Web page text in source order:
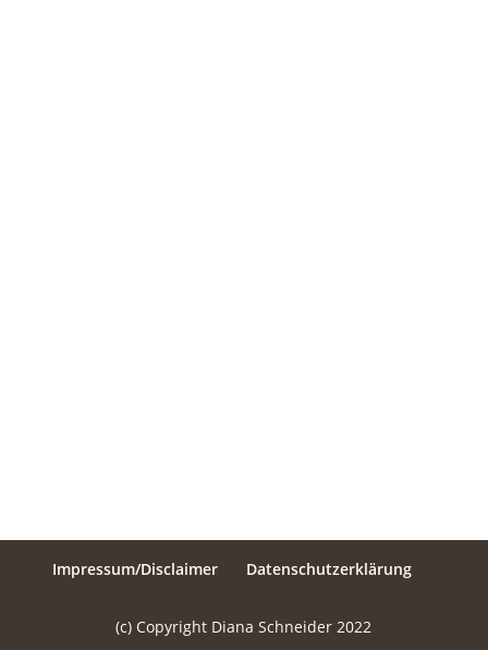
Impressum/Disclaimer Datenschutzerklärung
(c) Copyright Diana Schneider 2022